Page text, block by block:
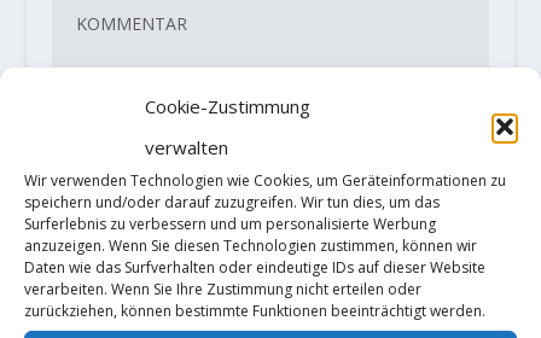
Cookie-Zustimmung
verwalten
Wir verwenden Technologien wie Cookies, um Geräteinformationen zu
speichern und/oder darauf zuzugreifen. Wir tun dies, um das
Surferlebnis zu verbessern und um personalisierte Werbung
anzuzeigen. Wenn Sie diesen Technologien zustimmen, können wir
Daten wie das Surfverhalten oder eindeutige IDs auf dieser Website
verarbeiten. Wenn Sie Ihre Zustimmung nicht erteilen oder
zurückziehen, können bestimmte Funktionen beeinträchtigt werden.